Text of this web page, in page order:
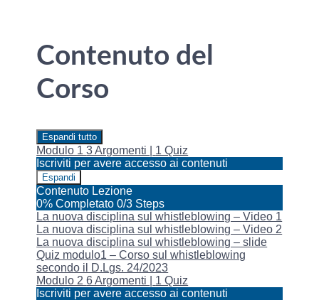
Contenuto del
Corso
Espandi tutto
Lezioni
Modulo 13 Argomenti
1 Quiz
Iscriviti per avere accesso ai contenuti
Espandi
Modulo
1
Contenuto Lezione
0% Completato0/3 Steps
La nuova disciplina sul whistleblowing – Video 1
La nuova disciplina sul whistleblowing – Video 2
La nuova disciplina sul whistleblowing – slide
Quiz modulo1 – Corso sul whistleblowing
secondo il D.Lgs. 24/2023
Modulo 26 Argomenti
1 Quiz
Iscriviti per avere accesso ai contenuti